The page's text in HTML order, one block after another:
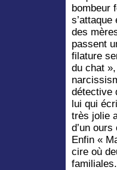
bombeur
des
passent
filature
du chat
détective
lui qui
très jolie
d’un
Enfin «
cire où
familiales.